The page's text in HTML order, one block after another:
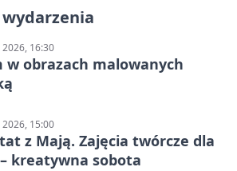
16:30
w obrazach malowanych
15:00
z Mają. Zajęcia twórcze dla
kreatywna sobota